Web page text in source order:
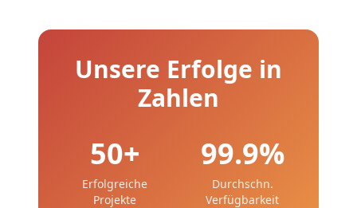
Unsere Erfolge in
Zahlen
50+
Erfolgreiche
Projekte
99.9%
Durchschn.
Verfügbarkeit